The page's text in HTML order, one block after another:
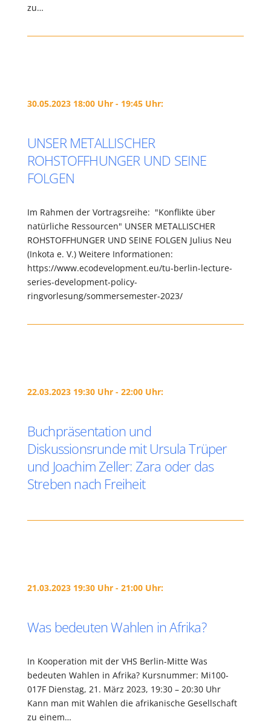
zu…
30.05.2023 18:00 Uhr - 19:45 Uhr:
UNSER METALLISCHER
ROHSTOFFHUNGER UND SEINE
FOLGEN
Im Rahmen der Vortragsreihe: "Konflikte über
natürliche Ressourcen" UNSER METALLISCHER
ROHSTOFFHUNGER UND SEINE FOLGEN Julius Neu
(Inkota e. V.) Weitere Informationen:
https://www.ecodevelopment.eu/tu-berlin-lecture-
series-development-policy-
ringvorlesung/sommersemester-2023/
22.03.2023 19:30 Uhr - 22:00 Uhr:
Buchpräsentation und
Diskussionsrunde mit Ursula Trüper
und Joachim Zeller: Zara oder das
Streben nach Freiheit
21.03.2023 19:30 Uhr - 21:00 Uhr:
Was bedeuten Wahlen in Afrika?
In Kooperation mit der VHS Berlin-Mitte Was
bedeuten Wahlen in Afrika? Kursnummer: Mi100-
017F Dienstag, 21. März 2023, 19:30 – 20:30 Uhr
Kann man mit Wahlen die afrikanische Gesellschaft
zu einem…